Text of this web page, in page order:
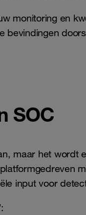
monitoring en
bevindingen
SOC
maar het wordt
input voor